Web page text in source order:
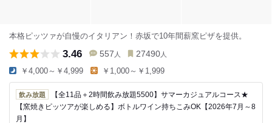
本格ピッツァが自慢のイタリアン！赤坂で10年間薪窯ピザを提供。
3.46 557 人 27490 人
￥4,000～￥4,999 ￥1,000～￥1,999
飲み放題
【全11品＋2時間飲み放題5500】サマーカジュアルコース★
【窯焼きピッツアが楽しめる】ボトルワイン持ちこみOK【2026年7月～8
月】